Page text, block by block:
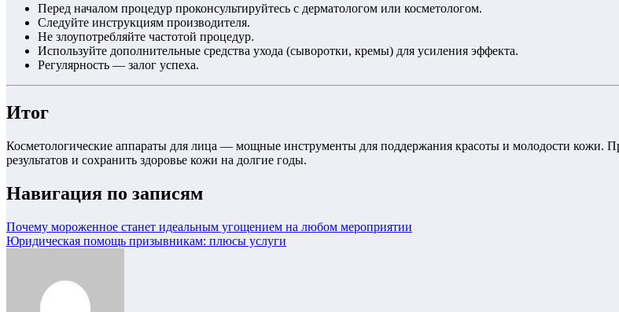
Перед началом процедур проконсультируйтесь с дерматологом или косметологом.
Следуйте инструкциям производителя.
Не злоупотребляйте частотой процедур.
Используйте дополнительные средства ухода (сыворотки, кремы) для усиления эффекта.
Регулярность — залог успеха.
Итог
Косметологические аппараты для лица — мощные инструменты для поддержания красоты и молодости кожи.
результатов и сохранить здоровье кожи на долгие годы.
Навигация по записям
Почему мороженное станет идеальным угощением на любом мероприятии
Юридическая помощь призывникам: плюсы услуги